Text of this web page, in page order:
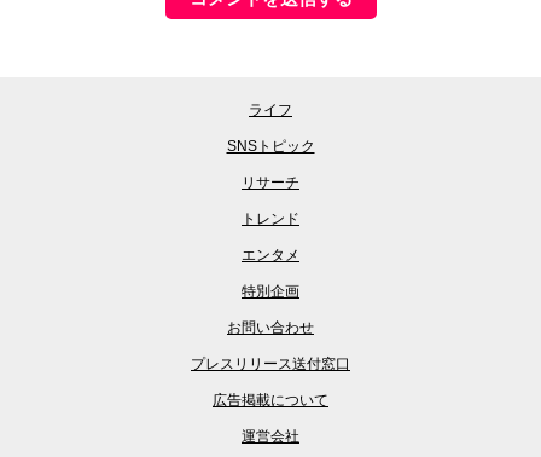
ライフ
SNSトピック
リサーチ
トレンド
エンタメ
特別企画
お問い合わせ
プレスリリース送付窓口
広告掲載について
運営会社